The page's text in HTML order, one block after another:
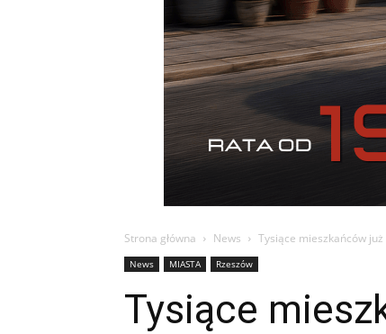
Strona główna News Tysiące mieszkańców już
News MIASTA Rzeszów
Tysiące